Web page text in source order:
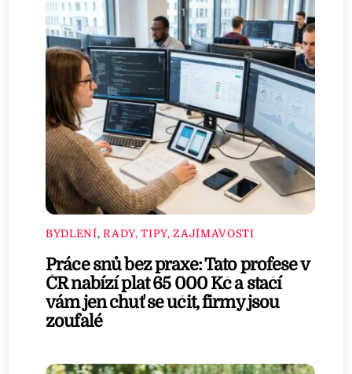
BYDLENÍ,RADY, TIPY, ZAJÍMAVOSTI
Práce snů bez praxe: Tato profese v
ČR nabízí plat 65 000 Kč a stačí
vám jen chuť se učit, firmy jsou
zoufalé